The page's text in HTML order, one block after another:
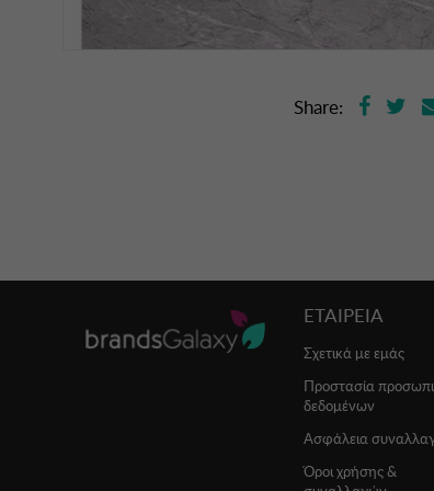
Share:
ΕΤΑΙΡΕΙΑ
Σχετικά με εμάς
Προστασία
δεδομένων
Ασφάλεια
Όροι χρήσης &